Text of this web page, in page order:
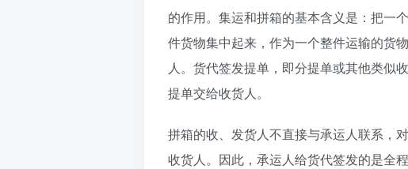
的作用。集运和拼箱的基本含义是：把一
件货物集中起来，作为一个整件运输的货
人。货代签发提单，即分提单或其他类似
提单交给收货人。
拼箱的收、发货人不直接与承运人联系，
收货人。因此，承运人给货代签发的是全